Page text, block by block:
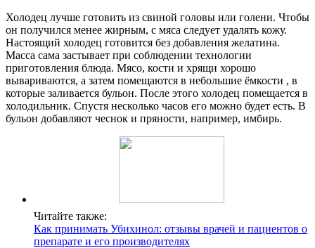
Холодец лучше готовить из свиной головы или голени. Чтобы
он получился менее жирным, с мяса следует удалять кожу.
Настоящий холодец готовится без добавления желатина.
Масса сама застывает при соблюдении технологии
приготовления блюда. Мясо, кости и хрящи хорошо
вывариваются, а затем помещаются в небольшие ёмкости , в
которые заливается бульон. После этого холодец помещается в
холодильник. Спустя несколько часов его можно будет есть. В
бульон добавляют чеснок и пряности, например, имбирь.
Читайте также:
Как принимать Убихинол: отзывы врачей и пациентов о
препарате и его производителях